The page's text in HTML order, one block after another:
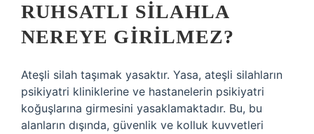
RUHSATLI SILAHLA
NEREYE GIRILMEZ?
Ateşli silah taşımak yasaktır. Yasa, ateşli silahların
psikiyatri kliniklerine ve hastanelerin psikiyatri
koğuşlarına girmesini yasaklamaktadır. Bu, bu
alanların dışında, güvenlik ve kolluk kuvvetleri